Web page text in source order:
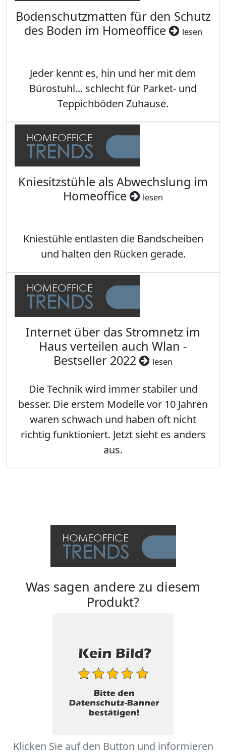
Bodenschutzmatten für den Schutz
des Boden im Homeoffice
lesen
Jeder kennt es, hin und her mit dem
Bürostuhl... schlecht für Parket- und
Teppichböden Zuhause.
Kniesitzstühle als Abwechslung im
Homeoffice
lesen
Kniestühle entlasten die Bandscheiben
und halten den Rücken gerade.
Internet über das Stromnetz im
Haus verteilen auch Wlan -
Bestseller 2022
lesen
Die Technik wird immer stabiler und
besser. Die erstem Modelle vor 10 Jahren
waren schwach und haben oft nicht
richtig funktioniert. Jetzt sieht es anders
aus.
Was sagen andere zu diesem
Produkt?
Klicken Sie auf den Button und informieren